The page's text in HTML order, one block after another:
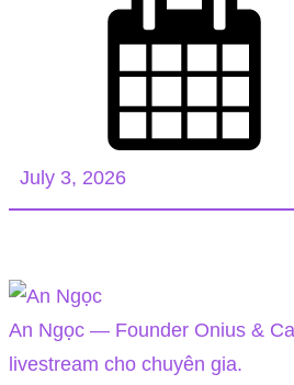
July 3, 2026
An Ngọc — Founder Onius &
livestream cho chuyên gia.